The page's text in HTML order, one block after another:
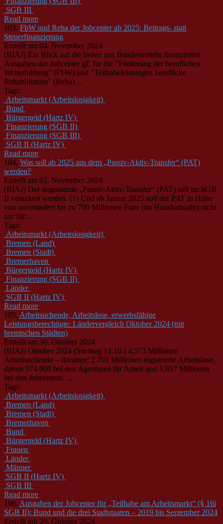
SGB III
Read more
103. FbW und Reha der Jobcenter ab 2025: Beitrags- statt
Steuerfinanzierung
Erstellt am 04. November 2024
(BIAJ) Ein Blick auf die bisher aus Bundesmitteln finanzierten
Ausgaben der Jobcenter gE für die "Förderung der beruflichen
Weiterbildung" (FbW) und "Teilhabeleistungen berufliche
Rehabilitation" (Reha) ...
Tags:
Arbeitsmarkt (Arbeitslosigkeit)
Bund
Bürgergeld (Hartz IV)
Finanzierung (SGB II)
Finanzierung (SGB III)
SGB II (Hartz IV)
Read more
104. Was soll ab 2025 aus dem „Passiv-Aktiv-Transfer“ (PAT)
werden?
Erstellt am 02. November 2024
(BIAJ) Der sogenannte „Passiv-Aktiv-Transfer“ (PAT) soll im SGB
II verankert werden. (1) Und ab Januar 2025 soll der PAT in Höhe
von unverändert bis zu 700 Millionen Euro (im Haushaltsjahr) nicht
nur für ...
Tags:
Arbeitsmarkt (Arbeitslosigkeit)
Bremen (Land)
Bremen (Stadt)
Bremerhaven
Bürgergeld (Hartz IV)
Finanzierung (SGB II)
Länder
SGB II (Hartz IV)
Read more
105. Arbeitsuchende, Arbeitslose, erwerbsfähige
Leistungsberechtigte: Ländervergleich Oktober 2024 (mit
bremischen Städten)
Erstellt am 30. Oktober 2024
(BIAJ) Oktober 2024 (Stichtag 14.10.) 4,573 Millionen
Arbeitsuchende – darunter: 2,791 Millionen registrierte Arbeitslose,
davon 974.000 bei den Agenturen für Arbeit und 1,817 Millionen
bei den Jobcentern. ...
Tags:
Arbeitsmarkt (Arbeitslosigkeit)
Bremen (Land)
Bremen (Stadt)
Bremerhaven
Bund
Bürgergeld (Hartz IV)
Frauen
Länder
Männer
SGB II (Hartz IV)
SGB III
Read more
106. Ausgaben der Jobcenter für „Teilhabe am Arbeitsmarkt“ (§ 16i
SGB II): Bund und die drei Stadtstaaten – 2019 bis September 2024
Erstellt am 29. Oktober 2024